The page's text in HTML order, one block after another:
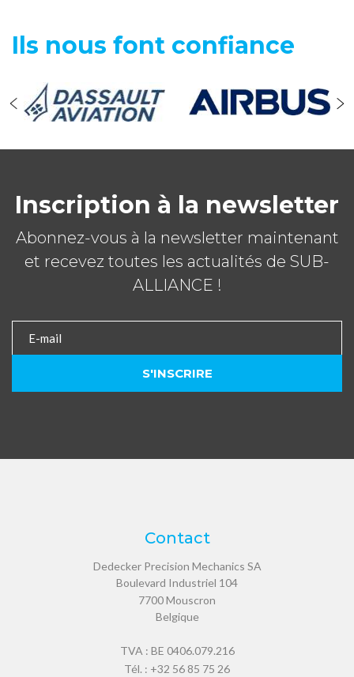
Ils nous font confiance
Inscription à la newsletter
Abonnez-vous à la newsletter maintenant
et recevez toutes les actualités de SUB-
ALLIANCE !
Contact
Dedecker Precision Mechanics SA
Boulevard Industriel 104
7700Mouscron
Belgique
TVA : BE 0406.079.216
Tél. : +32 56 85 75 26